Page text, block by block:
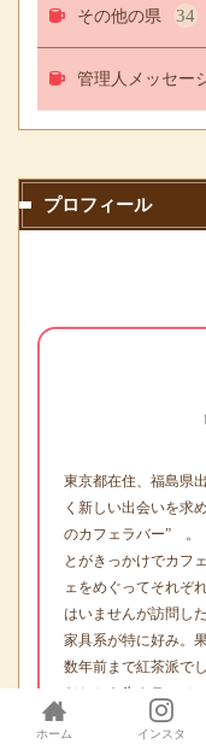
その他の県 34
管理人メッセー
プロフィール
東京都在住、福島県
く新しい出会いを求
のカフェラバー” 。
とがきっかけでカフ
ェをめぐってそれぞ
はいませんが訪問し
家具系が特に好み。
数年前まで紅茶派で
だとかき氷やラーメ
県に訪問歴があり、
す。現在はコロナ禍
ホーム インスタ